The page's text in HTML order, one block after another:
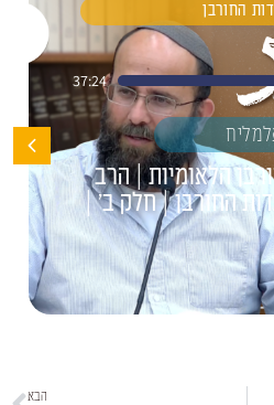
החורבן
37:24
הלאומיות | הרב
החורבן | חלק ב' |
הבא